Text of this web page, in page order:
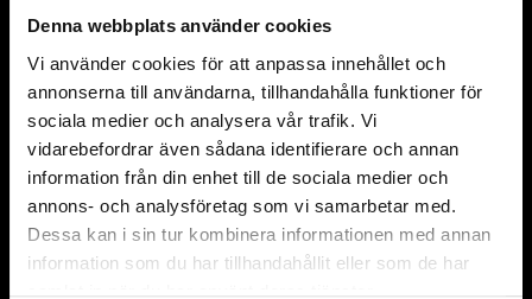
Denna webbplats använder cookies
Vi använder cookies för att anpassa innehållet och
annonserna till användarna, tillhandahålla funktioner för
sociala medier och analysera vår trafik. Vi
vidarebefordrar även sådana identifierare och annan
information från din enhet till de sociala medier och
annons- och analysföretag som vi samarbetar med.
Dessa kan i sin tur kombinera informationen med annan
information som du har tillhandahållit eller som de har
From 4 years
FAQ
Can I visit Wisdome without an admission
ticket or annual pass?
Can I buy tickets on site?
What is included in the admission ticket?